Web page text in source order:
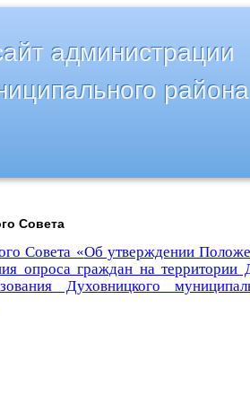
администрации
района
Совета
Совета «Об утверждении
опроса граждан на территории
Духовницкого